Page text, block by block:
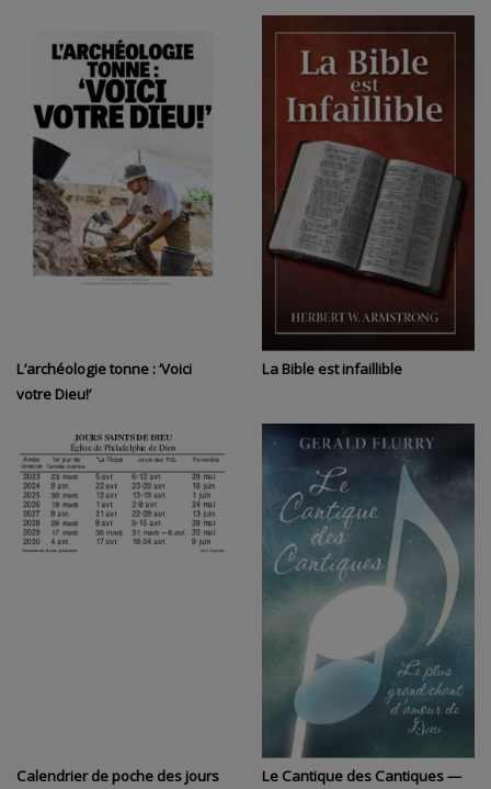
L’archéologie tonne : ‘Voici
votre Dieu!’
La Bible est infaillible
Calendrier de poche des jours
Le Cantique des Cantiques —